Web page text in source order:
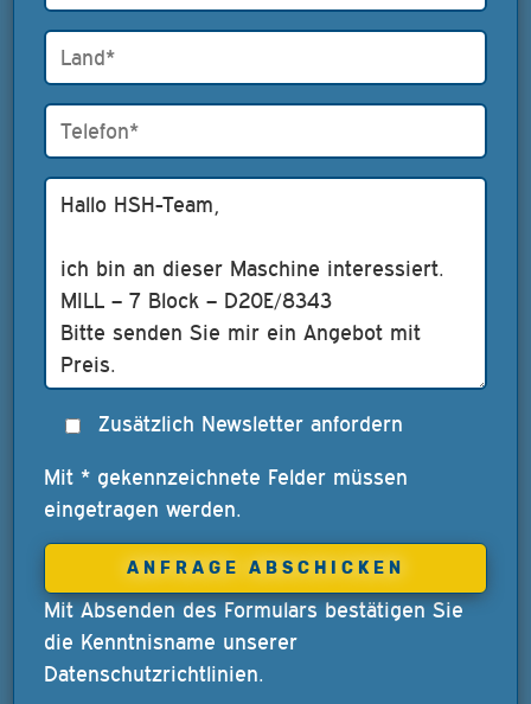
Zusätzlich Newsletter anfordern
Mit * gekennzeichnete Felder müssen
eingetragen werden.
Mit Absenden des Formulars bestätigen Sie
die Kenntnisname unserer
Datenschutzrichtlinien.